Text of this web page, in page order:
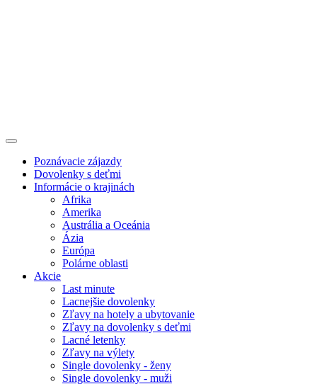
Poznávacie zájazdy
Dovolenky s deťmi
Informácie o krajinách
Afrika
Amerika
Austrália a Oceánia
Ázia
Európa
Polárne oblasti
Akcie
Last minute
Lacnejšie dovolenky
Zľavy na hotely a ubytovanie
Zľavy na dovolenky s deťmi
Lacné letenky
Zľavy na výlety
Single dovolenky - ženy
Single dovolenky - muži